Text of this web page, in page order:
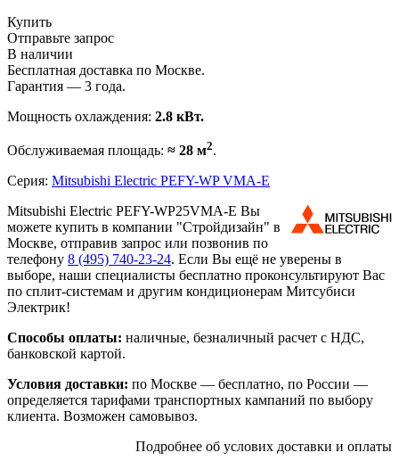
Купить
Отправьте запрос
В наличии
Бесплатная доставка по Москве.
Гарантия — 3 года.
Мощность охлаждения: 2.8 кВт.
Обслуживаемая площадь: ≈ 28 м2.
Серия: Mitsubishi Electric PEFY-WP VMA-E
Mitsubishi Electric PEFY-WP25VMA-E Вы
можете купить в компании "Стройдизайн" в
Москве, отправив запрос или позвонив по
телефону 8 (495) 740-23-24. Если Вы ещё не уверены в
выборе, наши специалисты бесплатно проконсультируют Вас
по сплит-системам и другим кондиционерам Митсубиси
Электрик!
Способы оплаты: наличные, безналичный расчет с НДС,
банковской картой.
Условия доставки: по Москве — бесплатно, по России —
определяется тарифами транспортных кампаний по выбору
клиента. Возможен самовывоз.
Подробнее об услових доставки и оплаты